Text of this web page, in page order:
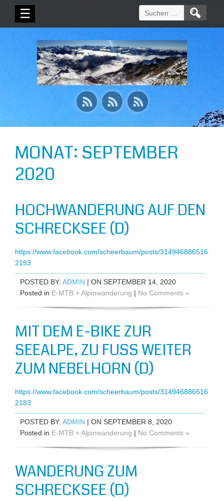
☰
Suchen
nach:
MONAT: SEPTEMBER
2020
HOCHWANDERUNG AUF DEN
SCHRECKSEE (D)
https://www.facebook.com/scheerbaum/posts/314946886516
2183
POSTED BY: ADMIN | ON SEPTEMBER 14, 2020
Posted in E-MTB + Alpinwanderung | No Comments »
MIT DEM E-BIKE ZUR
SEEALPE, ZU FUSS WEITER Z
UM NEBELHORN (D)
https://www.facebook.com/scheerbaum/posts/314946886516
2183
POSTED BY: ADMIN | ON SEPTEMBER 8, 2020
Posted in E-MTB + Alpinwanderung | No Comments »
WANDERUNG ZUM
SCHRECKSEE (D)